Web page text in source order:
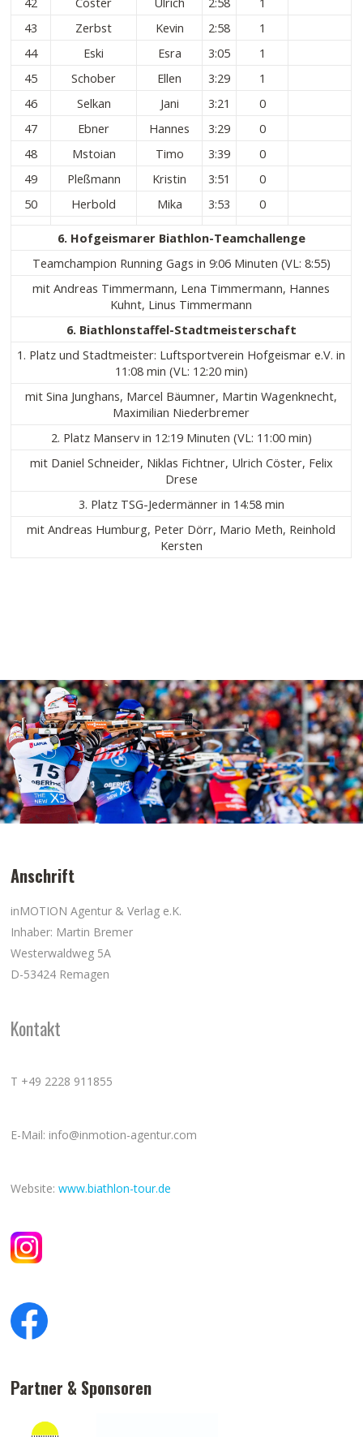
43
Zerbst Kevin 2:58
1
44
Eski Esra 3:05
1
45
Schober Ellen 3:29
1
46
Selkan Jani 3:21
0
47
Ebner Hannes 3:29
0
48
Mstoian Timo 3:39
0
49
Pleßmann Kristin 3:51
0
50
Herbold Mika 3:53 0
6. Hofgeismarer Biathlon-Teamchallenge
Teamchampion Running Gags in 9:06 Minuten (VL: 8:55)
mit Andreas Timmermann, Lena Timmermann, Hannes
Kuhnt, Linus Timmermann
6. Biathlonstaffel-Stadtmeisterschaft
1. Platz und Stadtmeister: Luftsportverein Hofgeismar e.V. in
11:08 min (VL: 12:20 min)
mit Sina Junghans, Marcel Bäumner, Martin Wagenknecht,
Maximilian Niederbremer
2. Platz Manserv in 12:19 Minuten (VL: 11:00 min)
mit Daniel Schneider, Niklas Fichtner, Ulrich Cöster, Felix
Drese
3. Platz TSG-Jedermänner in 14:58 min
mit Andreas Humburg, Peter Dörr, Mario Meth, Reinhold
Kersten
Anschrift
inMOTION Agentur & Verlag e.K.
Inhaber: Martin Bremer
Westerwaldweg 5A
D-53424 Remagen
Kontakt
T +49 2228 911855
E-Mail: info@inmotion-agentur.com
Website:www.biathlon-tour.de
Partner & Sponsoren